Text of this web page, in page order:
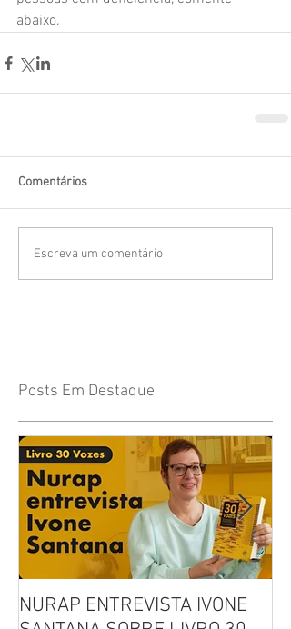
abaixo.
Comentários
Escreva um comentário
Posts Em Destaque
NURAP ENTREVISTA IVONE